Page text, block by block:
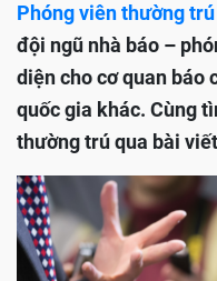
Phóng viên thường trú
đội ngũ nhà báo –
diện cho cơ quan báo
quốc gia khác. Cùng
thường trú qua bài